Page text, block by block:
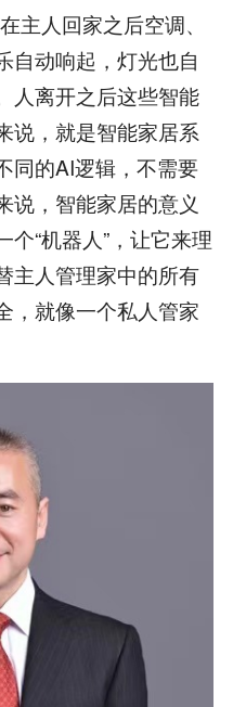
人回家之后空调、
自动响起，灯光也自
人离开之后这些智能
说，就是智能家居系
同的AI逻辑，不需要
说，智能家居的意义
“机器人”，让它来理
主人管理家中的所有
，就像一个私人管家